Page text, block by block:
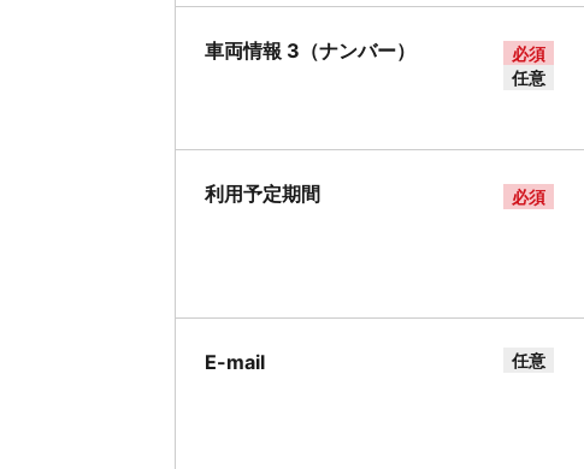
車両情報 3（ナンバー）
必須
任意
利用予定期間 必須
E-mail 任意